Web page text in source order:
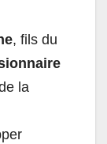
, fils du
la